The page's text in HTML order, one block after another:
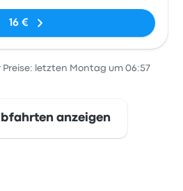
16 €
Preise: letzten Montag um 06:57
anzeigen